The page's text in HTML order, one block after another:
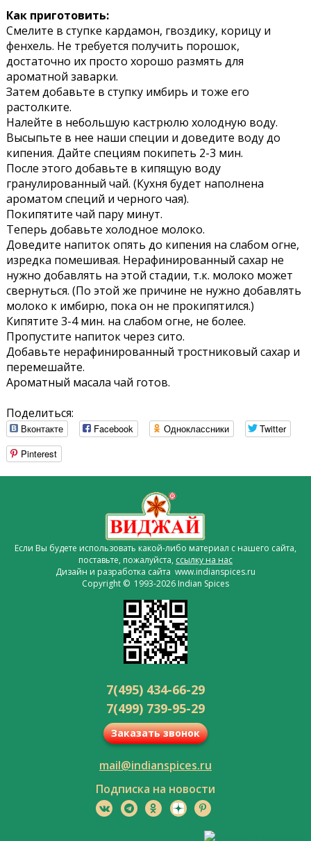
Как приготовить:
Смелите в ступке кардамон, гвоздику, корицу и
фенхель. Не требуется получить порошок,
достаточно их просто хорошо размять для
ароматной заварки.
Затем добавьте в ступку имбирь и тоже его
растолките.
Налейте в небольшую кастрюлю холодную воду.
Высыпьте в нее наши специи и доведите воду до
кипения. Дайте специям покипеть 2-3 мин.
После этого добавьте в кипящую воду
гранулированный чай. (Кухня будет наполнена
ароматом специй и черного чая).
Покипятите чай пару минут.
Теперь добавьте холодное молоко.
Доведите напиток опять до кипения на слабом огне,
изредка помешивая. Нерафинированный сахар не
нужно добавлять на этой стадии, т.к. молоко может
свернуться. (По этой же причине не нужно добавлять
молоко к имбирю, пока он не прокипятился.)
Кипятите 3-4 мин. на слабом огне, не более.
Пропустите напиток через сито.
Добавьте нерафинированный тростниковый сахар и
перемешайте.
Ароматный масала чай готов.
Поделиться:
Вконтакте Facebook Одноклассники
Twitter
Pinterest
Если Вы будете использовать какой-либо материал с нашего сайта,
поставьте, пожалуйста, ссылку на нас
Дизайн и разработка сайта www.indianspices.ru
Copyright © 1993-2026 Indian Spices
7(495) 434-66-29
7(499) 739-95-29
Заказать звонок
mail@indianspices.ru
Подписка на новости